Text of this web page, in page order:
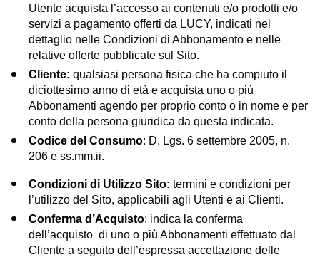
Utente acquista l’accesso ai contenuti e/o prodotti e/o
servizi a pagamento offerti da LUCY, indicati nel
dettaglio nelle Condizioni di Abbonamento e nelle
relative offerte pubblicate sul Sito.
Cliente:qualsiasi persona fisica che ha compiuto il
diciottesimo anno di età e acquista uno o più
Abbonamenti agendo per proprio conto o in nome e per
conto della persona giuridica da questa indicata.
Codice del Consumo: D. Lgs. 6 settembre 2005, n.
206 e ss.mm.ii.
Condizioni di Utilizzo Sito:termini e condizioni per
l’utilizzo del Sito, applicabili agli Utenti e ai Clienti.
Conferma d’Acquisto: indica la conferma
dell’acquisto di uno o più Abbonamenti effettuato dal
Cliente a seguito dell’espressa accettazione delle